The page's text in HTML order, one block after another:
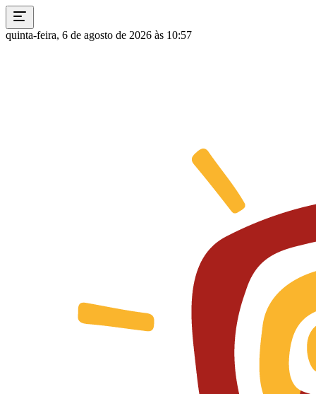
quinta-feira, 6 de agosto de 2026 às 10:57